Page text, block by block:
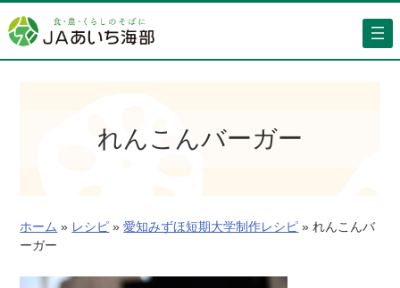
容
を
れんこんバーガー
ホーム » レシピ » 愛知みずほ短期大学制作レシピ » れんこんバ
ーガー